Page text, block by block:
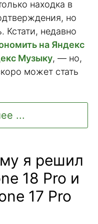
находка в
но
Кстати, недавно
на Яндекс
Музыку, — но,
может стать
...
я решил
18 Pro и
17 Pro